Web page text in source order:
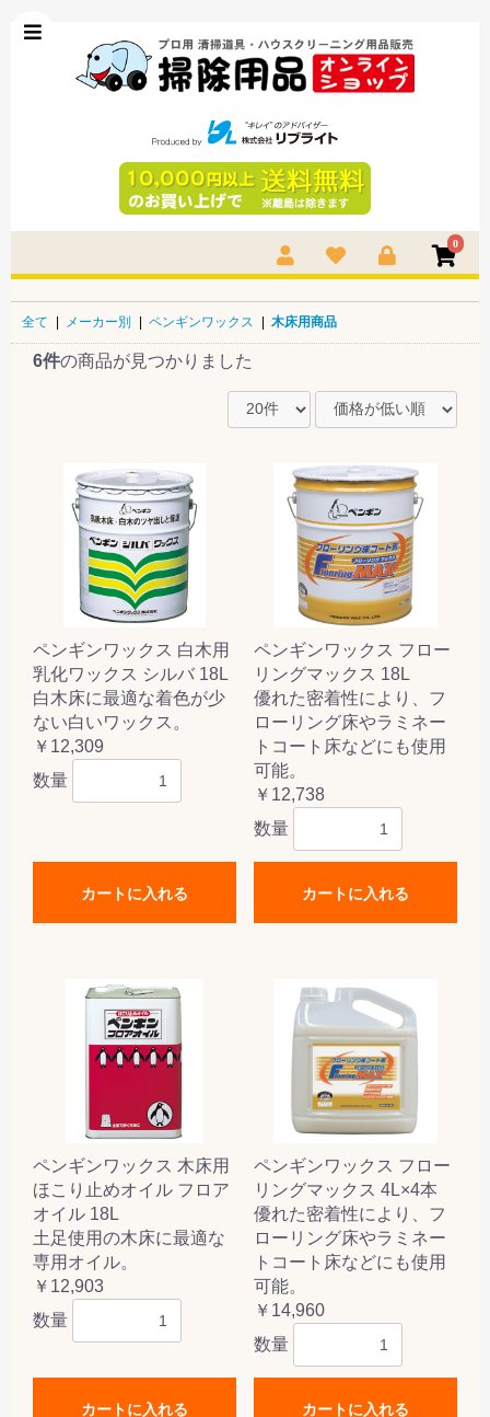
0
全て | メーカー別 | ペンギンワックス | 木床用商品
6件の商品が見つかりました
ペンギンワックス 白木用
乳化ワックス シルバ 18L
白木床に最適な着色が少
ない白いワックス。
￥12,309
数量
カートに入れる
ペンギンワックス フロー
リングマックス 18L
優れた密着性により、フ
ローリング床やラミネー
トコート床などにも使用
可能。
￥12,738
数量
カートに入れる
ペンギンワックス 木床用
ほこり止めオイル フロア
オイル 18L
土足使用の木床に最適な
専用オイル。
￥12,903
数量
カートに入れる
ペンギンワックス フロー
リングマックス 4L×4本
優れた密着性により、フ
ローリング床やラミネー
トコート床などにも使用
可能。
￥14,960
数量
カートに入れる